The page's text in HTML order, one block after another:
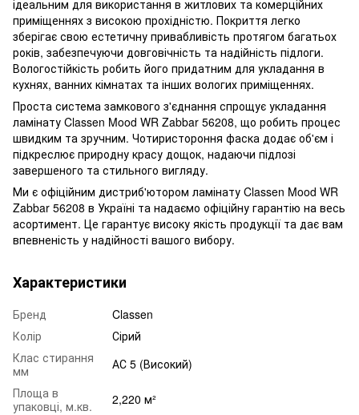
ідеальним для використання в житлових та комерційних
приміщеннях з високою прохідністю. Покриття легко
зберігає свою естетичну привабливість протягом багатьох
років, забезпечуючи довговічність та надійність підлоги.
Вологостійкість робить його придатним для укладання в
кухнях, ванних кімнатах та інших вологих приміщеннях.
Проста система замкового з'єднання спрощує укладання
ламінату Classen Mood WR Zabbar 56208, що робить процес
швидким та зручним. Чотиристороння фаска додає об'єм і
підкреслює природну красу дощок, надаючи підлозі
завершеного та стильного вигляду.
Ми є офіційним дистриб'ютором ламінату Classen Mood WR
Zabbar 56208 в Україні та надаємо офіційну гарантію на весь
асортимент. Це гарантує високу якість продукції та дає вам
впевненість у надійності вашого вибору.
Характеристики
Бренд
Classen
Колір
Сірий
Клас стирання
мм
АС 5 (Високий)
Площа в
упаковці, м.кв.
2,220 м²